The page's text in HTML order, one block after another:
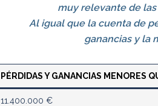
muy relevante de las
Al igual que la cuenta de
ganancias y la
PÉRDIDAS Y GANANCIAS MENORES
11.400.000 €